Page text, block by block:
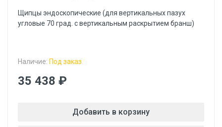
Щипцы эндоскопические (для вертикальных пазух
угловые 70 град. с вертикальным раскрытием бранш)
Наличие: Под заказ
35 438 ₽
Добавить в корзину